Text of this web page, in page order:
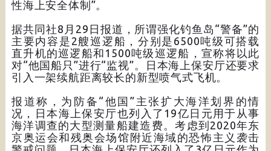
性海上安全体制”。
据共同社8月29日报道，所谓强化钓鱼岛“警备”的
主要内容是2艘巡逻船，分别是6500吨级可搭载
直升机的巡逻船和1500吨级巡逻船，宣称将以此
对“他国船只”进行“监视”。日本海上保安厅还要求
引入一架续航距离较长的新型喷气式飞机。
报道称，为防备“他国”主张扩大海洋划界的情
况，日本海上保安厅也列入了19亿日元用于从事
海洋调查的大型测量船建造费。考虑到2020年东
京奥运会和残奥会场馆附近海域的恐怖主义袭击